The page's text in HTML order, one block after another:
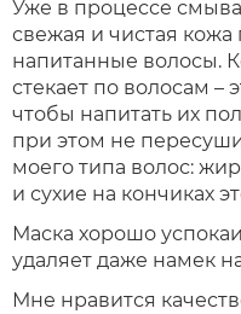
Уже в процессе
свежая и чистая
напитанные волосы.
стекает по волосам –
чтобы напитать их
при этом не
моего типа волос:
и сухие на кончиках
Маска хорошо
удаляет даже намек
Мне нравится